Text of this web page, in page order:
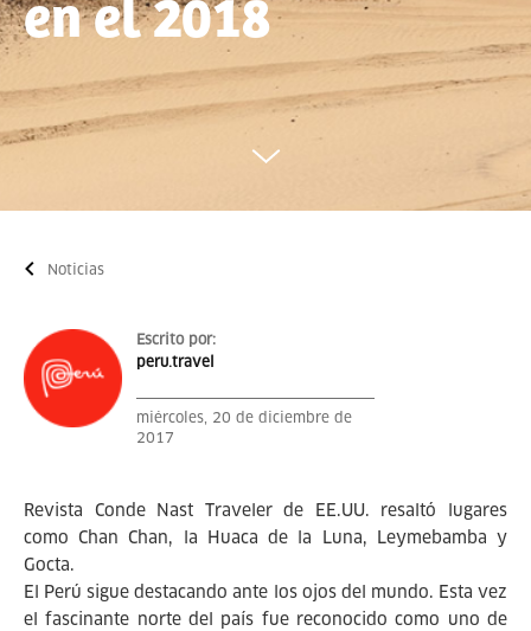
en el 2018
Noticias
Escrito por:
peru.travel
miércoles, 20 de diciembre de
2017
Revista Conde Nast Traveler de EE.UU. resaltó lugares
como Chan Chan, la Huaca de la Luna, Leymebamba y
Gocta.
El Perú sigue destacando ante los ojos del mundo. Esta vez
el fascinante norte del país fue reconocido como uno de